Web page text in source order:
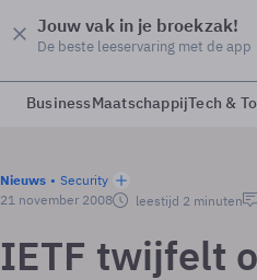
Jouw vak in je broekzak!
De beste leeservaring met de app
BusinessMaatschappijTech &
Nieuws
Security
21 november 2008
leestijd 2 minuten
IETF twijfelt